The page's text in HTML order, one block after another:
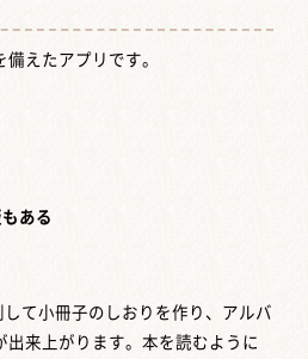
えたアプリです。
ある
して小冊子のしおりを作り、アルバ
出来上がります。本を読むように